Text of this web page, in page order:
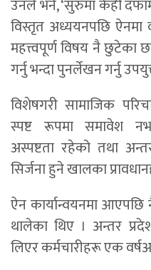
उनले भने, ‘सुरुमा केही
विस्तृत अध्ययनपछि ऐनमा
महत्त्वपूर्ण विषय नै
गर्नु भन्दा पुनर्लेखन गर्नु
विशेषगरी सामाजिक
स्पष्ट रूपमा समावेश
अस्पष्टता रहेको तथा
सिर्जना हुने खालका
ऐन कार्यान्वयनमा
थालेका थिए । अन्तर
लिएर कर्मचारीहरू एक